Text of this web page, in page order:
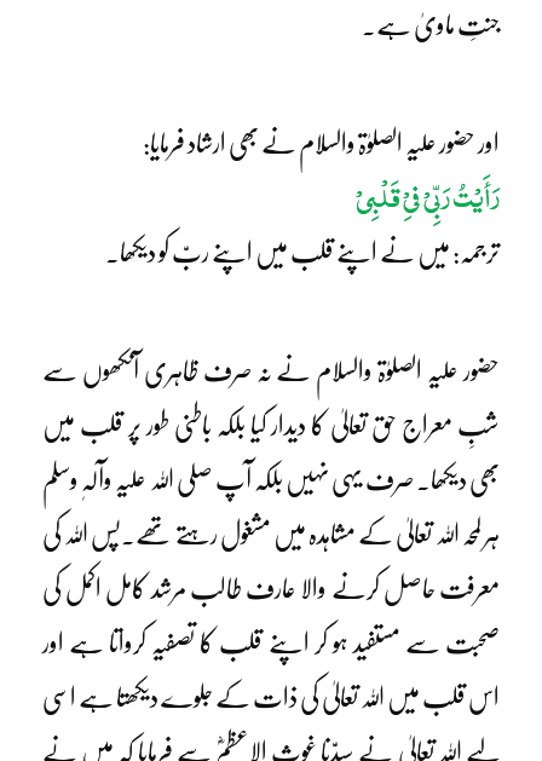
جنتِ ماویٰ ہے۔
اور حضور علیہ الصلوٰۃ والسلام نے بھی ارشاد فرمایا:
رَأَیْتُ رَبِّیْ فیِْ قَلْبِیْ
ترجمہ: میں نے اپنے قلب میں اپنے ربّ کو دیکھا۔
حضور علیہ الصلوٰۃ والسلام نے نہ صرف ظاہری آنکھوں سے
شبِ معراج حق تعالیٰ کا دیدار کیا بلکہ باطنی طور پر قلب میں
بھی دیکھا۔ صرف یہی نہیں بلکہ آپ صلی اللہ علیہ وآلہٖ وسلم
ہر لمحہ اللہ تعالیٰ کے مشاہدہ میں مشغول رہتے تھے۔پس اللہ کی
معرفت حاصل کرنے والا عارف طالب مرشد کامل اکمل کی
صحبت سے مستفید ہو کر اپنے قلب کا تصفیہ کرواتا ہے اور
اس قلب میں اللہ تعالیٰ کی ذات کے جلوے دیکھتا ہے اسی
لیے اللہ تعالیٰ نے سیدّنا غوث الاعظمؓ سے فرمایا کہ میں نے